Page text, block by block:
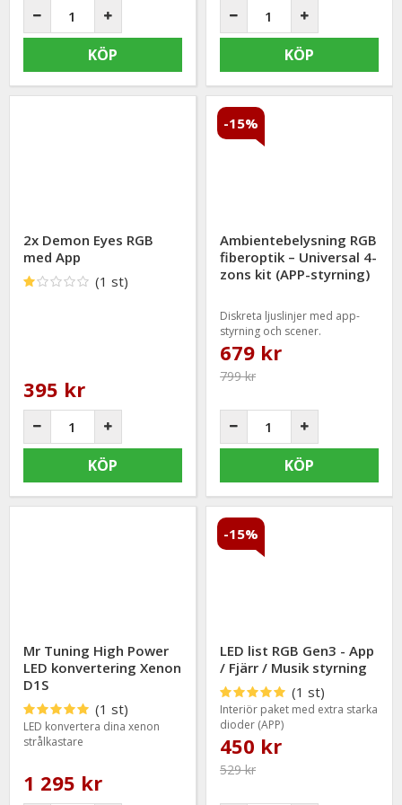
KÖP KÖP
2x Demon Eyes RGB
med App
(1 st)
395 kr
KÖP
-15%
Ambientebelysning RGB
fiberoptik – Universal 4-
zons kit (APP-styrning)
Diskreta ljuslinjer med app-
styrning och scener.
679 kr
799 kr
KÖP
Mr Tuning High Power
LED konvertering Xenon
D1S
(1 st)
LED konvertera dina xenon
strålkastare
1 295 kr
-15%
LED list RGB Gen3 - App
/ Fjärr / Musik styrning
(1 st)
Interiör paket med extra starka
dioder (APP)
450 kr
529 kr